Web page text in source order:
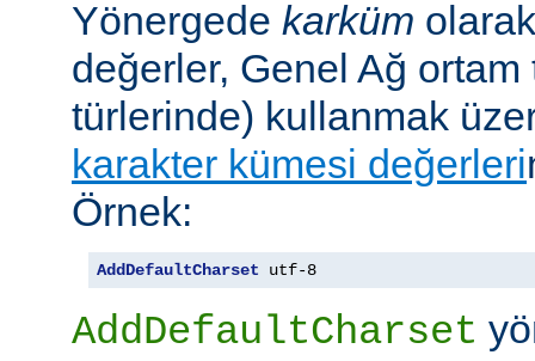
Yönergede karküm
değerler, Genel Ağ
türlerinde) kullanmak
karakter kümesi değerleri
Örnek:
AddDefaultCharset utf-8
AddDefaultCharset